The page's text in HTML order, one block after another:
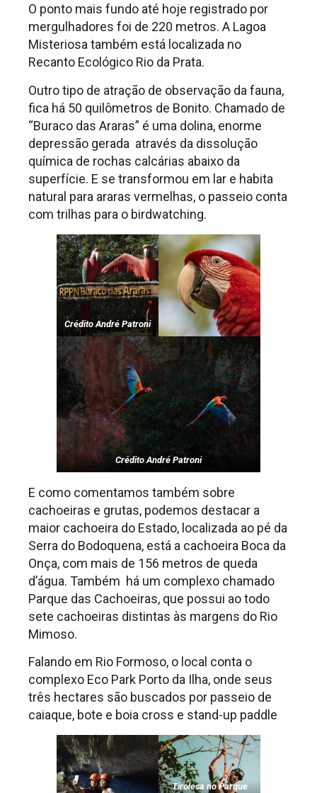
O ponto mais fundo até hoje registrado por
mergulhadores foi de 220 metros. A Lagoa
Misteriosa também está localizada no
Recanto Ecológico Rio da Prata.
Outro tipo de atração de observação da fauna,
fica há 50 quilômetros de Bonito. Chamado de
“Buraco das Araras” é uma dolina, enorme
depressão gerada através da dissolução
química de rochas calcárias abaixo da
superfície. E se transformou em lar e habita
natural para araras vermelhas, o passeio conta
com trilhas para o birdwatching.
Crédito André Patroni
Crédito André Patroni
E como comentamos também sobre
cachoeiras e grutas, podemos destacar a
maior cachoeira do Estado, localizada ao pé da
Serra do Bodoquena, está a cachoeira Boca da
Onça, com mais de 156 metros de queda
d’água. Também há um complexo chamado
Parque das Cachoeiras, que possui ao todo
sete cachoeiras distintas às margens do Rio
Mimoso.
Falando em Rio Formoso, o local conta o
complexo Eco Park Porto da Ilha, onde seus
três hectares são buscados por passeio de
caiaque, bote e boia cross e stand-up paddle
Tirolesa no Parque